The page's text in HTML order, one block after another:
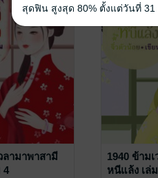
ลามาพาสามี
4
1940 ข้าม
หนีแล้ง เล่
สุดฟิน สูงสุด 80% ตั้งแต่วันที่ 31